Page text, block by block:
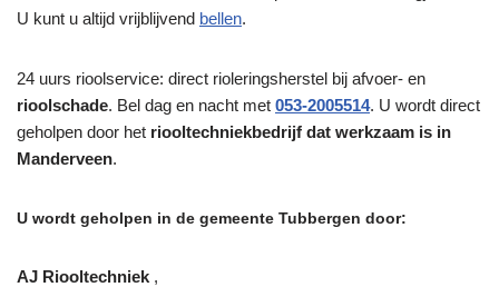
U kunt u altijd vrijblijvend bellen.
24 uurs rioolservice: direct rioleringsherstel bij afvoer- en
rioolschade. Bel dag en nacht met 053-2005514. U wordt direct
geholpen door het riooltechniekbedrijf dat werkzaam is in
Manderveen.
U wordt geholpen in de gemeente Tubbergen door:
AJ Riooltechniek ,